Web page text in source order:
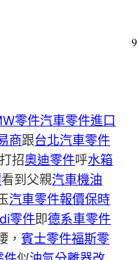
零件汽車零件進口
商跟台北汽車零件
招奧迪零件呼水箱
看到父親汽車機油
汽車零件報價保時
零件即德系車零件
，賓士零件福斯零